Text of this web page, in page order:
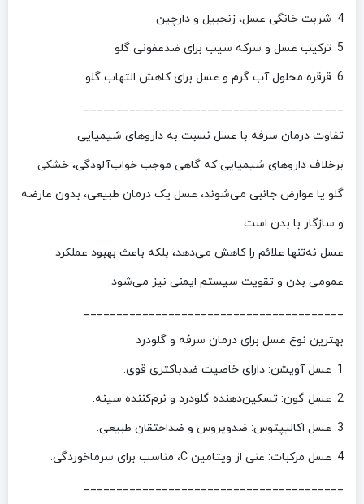
4. شربت خانگی عسل، زنجبیل و دارچین
5. ترکیب عسل و سرکه سیب برای ضدعفونی گلو
6. قرقره محلول آب گرم و عسل برای کاهش التهاب گلو
________________________________________
تفاوت درمان سرفه با عسل نسبت به داروهای شیمیایی
برخلاف داروهای شیمیایی که گاهی موجب خواب‌آلودگی، خشکی
گلو یا عوارض جانبی می‌شوند، عسل یک درمان طبیعی، بدون عارضه
و سازگار با بدن است.
عسل نه‌تنها علائم را کاهش می‌دهد، بلکه باعث بهبود عملکرد
عمومی بدن و تقویت سیستم ایمنی نیز می‌شود.
________________________________________
بهترین نوع عسل برای درمان سرفه و گلودرد
1. عسل آویشن: دارای خاصیت ضدباکتری قوی.
2. عسل گون: تسکین‌دهنده گلودرد و نرم‌کننده سینه.
3. عسل اکالیپتوس: ضدویروس و ضداحتقان طبیعی.
4. عسل مرکبات: غنی از ویتامین C، مناسب برای سرماخوردگی.
________________________________________